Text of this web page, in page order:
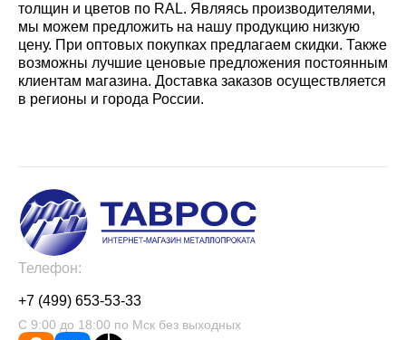
толщин и цветов по RAL. Являясь производителями,
мы можем предложить на нашу продукцию низкую
цену. При оптовых покупках предлагаем скидки. Также
возможны лучшие ценовые предложения постоянным
клиентам магазина. Доставка заказов осуществляется
в регионы и города России.
Телефон:
+7 (499) 653-53-33
С 9:00 до 18:00 по Мск без выходных